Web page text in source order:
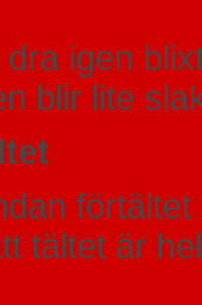
igen
blir lite
tältet är